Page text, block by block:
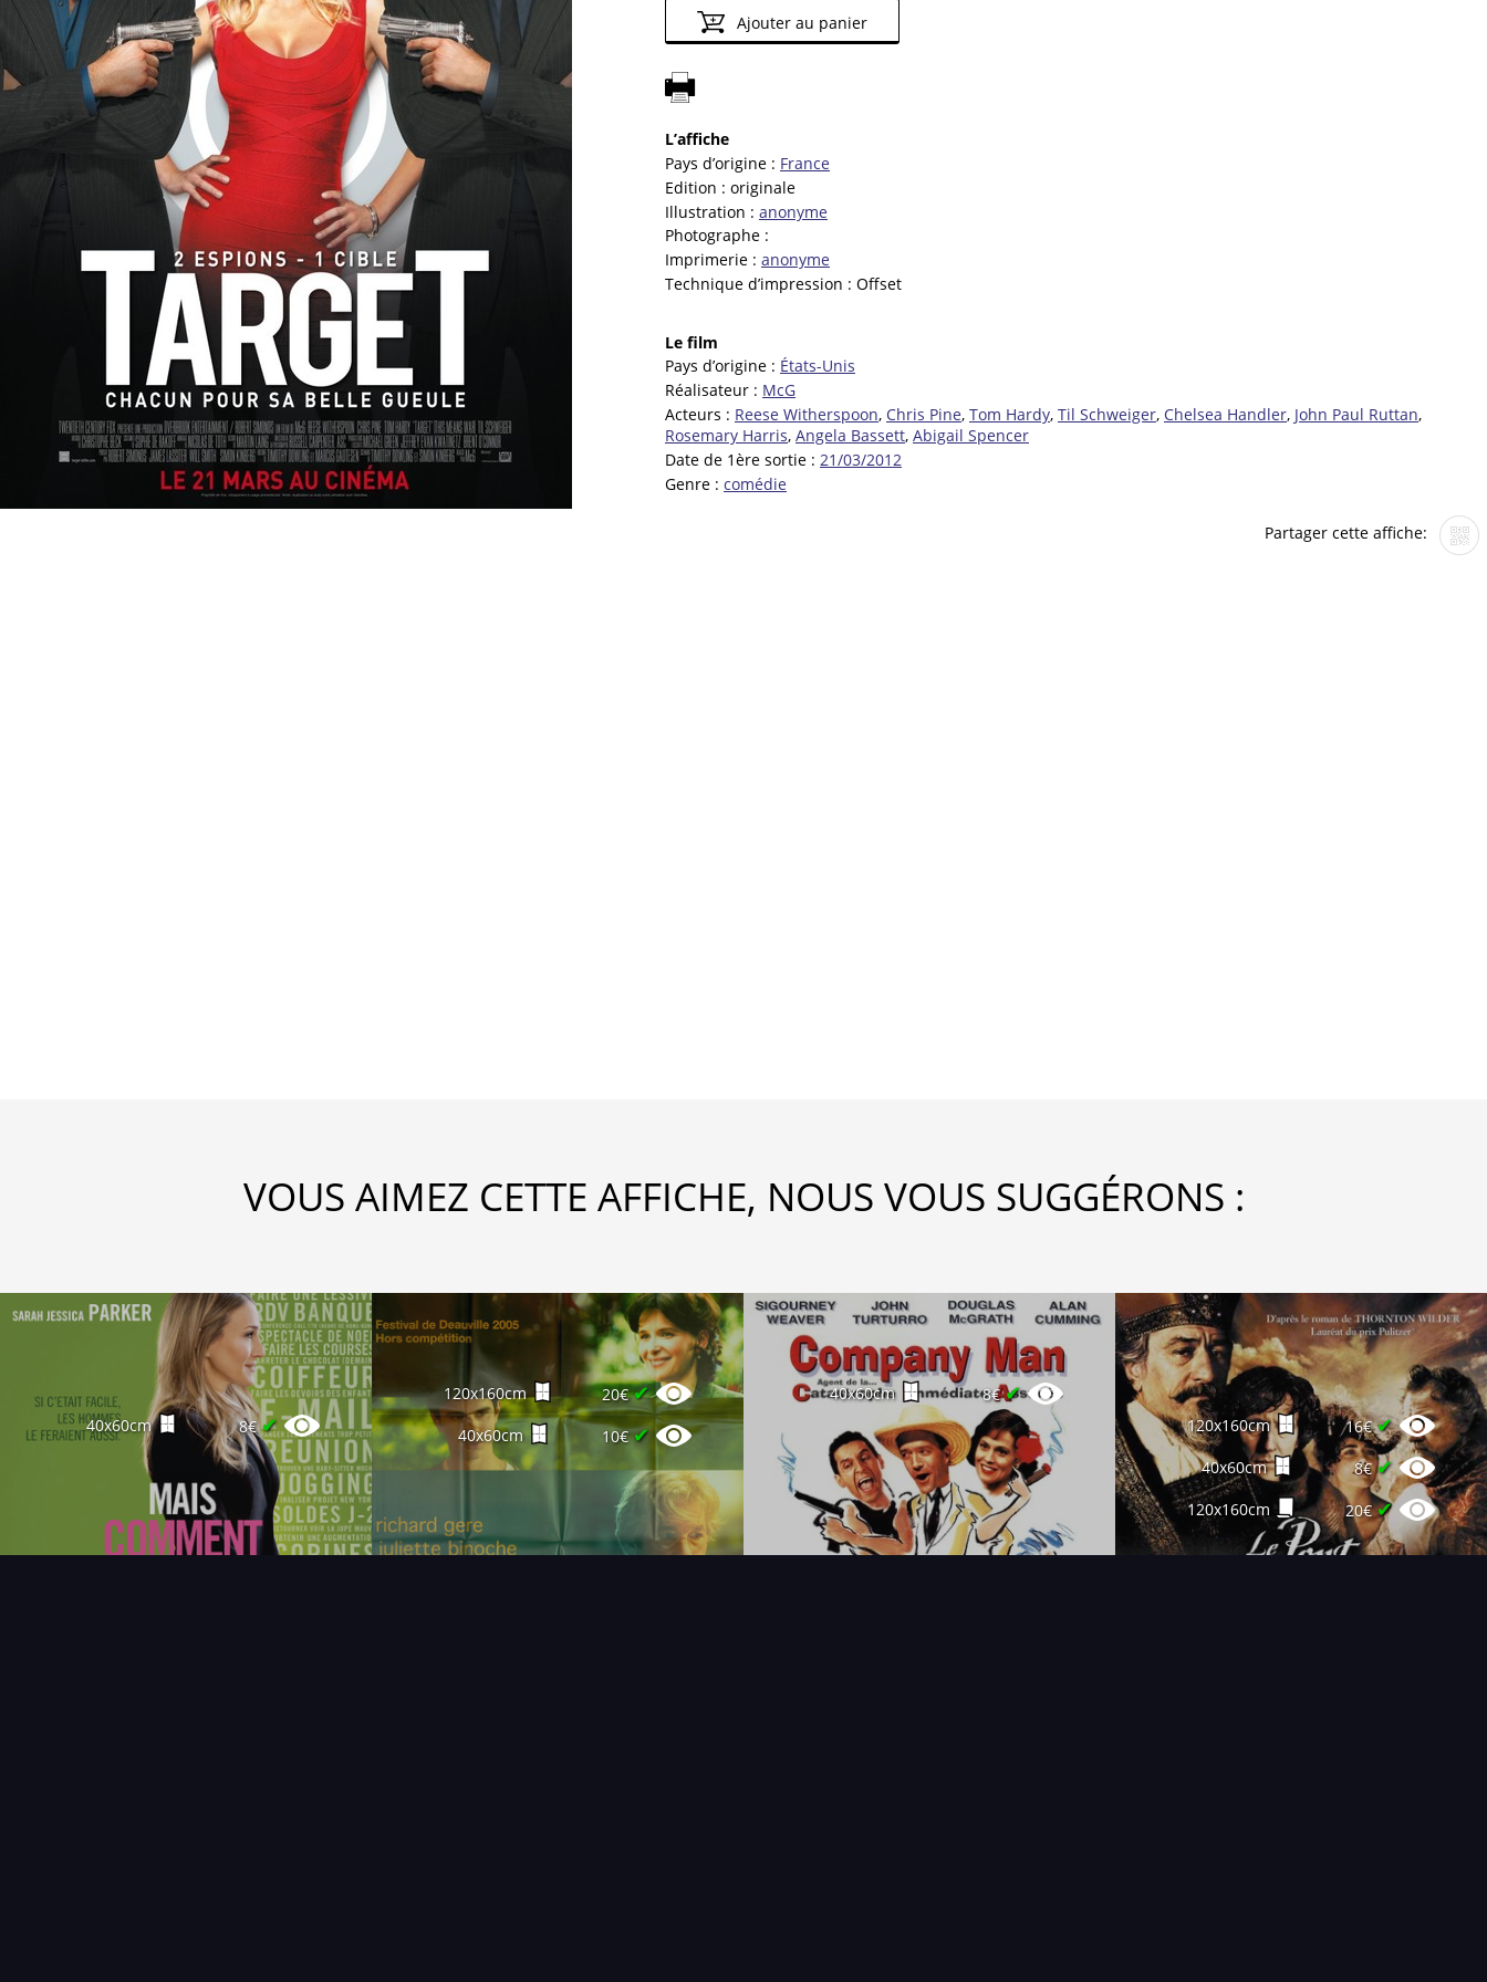
Ajouter au panier
L’affiche
Pays d’origine : France
Edition : originale
Illustration : anonyme
Photographe :
Imprimerie : anonyme
Technique d’impression : Offset
Le film
Pays d’origine : États-Unis
Réalisateur : McG
Acteurs : Reese Witherspoon, Chris Pine, Tom Hardy, Til Schweiger, Chelsea Handler, John Paul Ruttan,
Rosemary Harris, Angela Bassett, Abigail Spencer
Date de 1ère sortie : 21/03/2012
Genre : comédie
Partager cette affiche:
VOUS AIMEZ CETTE AFFICHE, NOUS VOUS SUGGÉRONS :
40x60cm 8€✔
120x160cm 20€✔
40x60cm 10€✔
40x60cm 8€✔
120x160cm 16€✔
40x60cm 8€✔
120x160cm 20€✔